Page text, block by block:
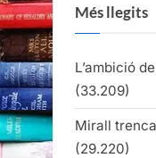
Més llegits
L’ambició
(33.209)
Mirall
(29.220)